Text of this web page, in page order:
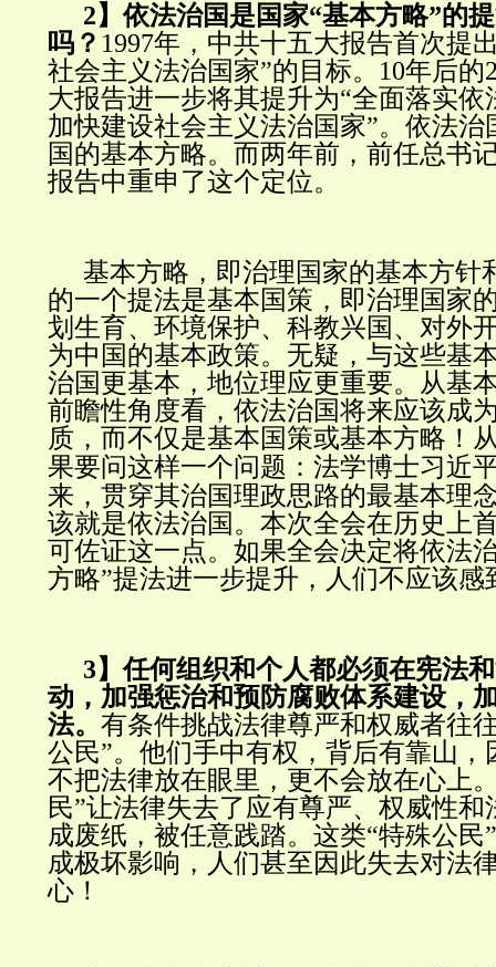
2】依法治国是国家“基本方略”的
吗？ 1997年，中共十五大报告首次提
社会主义法治国家”的目标。10年后的
大报告进一步将其提升为“全面落实
加快建设社会主义法治国家”。依法
国的基本方略。而两年前，前任总书
报告中重申了这个定位。
基本方略，即治理国家的基本方针
的一个提法是基本国策，即治理国家
划生育、环境保护、科教兴国、对外
为中国的基本政策。无疑，与这些基
治国更基本，地位理应更重要。从基
前瞻性角度看，依法治国将来应该成
质，而不仅是基本国策或基本方略！
果要问这样一个问题： 法学博士习近
来，贯穿其治国理政思路的最基本理
该就是依法治国。本次全会在历史上
可佐证这一点。如果全会决定将依法
方略”提法进一步提升，人们不应该感
3】任何组织和个人都必须在宪法
动，加强惩治和预防腐败体系建设，
法。 有条件挑战法律尊严和权威者往
公民”。他们手中有权，背后有靠山，
不把法律放在眼里，更不会放在心上
民”让法律失去了应有尊严、权威性
成废纸，被任意践踏。这类“特殊公民
成极坏影响，人们甚至因此失去对法
心！